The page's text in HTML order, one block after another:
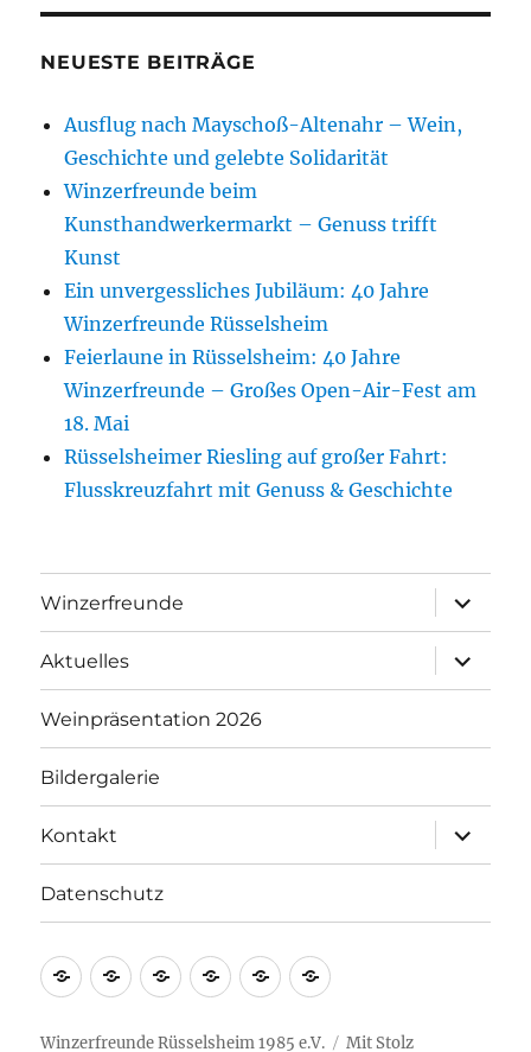
NEUESTE BEITRÄGE
Ausflug nach Mayschoß-Altenahr – Wein,
Geschichte und gelebte Solidarität
Winzerfreunde beim
Kunsthandwerkermarkt – Genuss trifft
Kunst
Ein unvergessliches Jubiläum: 40 Jahre
Winzerfreunde Rüsselsheim
Feierlaune in Rüsselsheim: 40 Jahre
Winzerfreunde – Großes Open-Air-Fest am
18. Mai
Rüsselsheimer Riesling auf großer Fahrt:
Flusskreuzfahrt mit Genuss & Geschichte
Winzerfreunde
anzeigen
Aktuelles
anzeigen
Weinpräsentation 2026
Bildergalerie
Kontakt
anzeigen
Datenschutz
Winzerfreunde
AktuellesWeinpräsentation
Bildergalerie
KontaktDatenschutz
Winzerfreunde Rüsselsheim 1985 e.V. Mit Stolz